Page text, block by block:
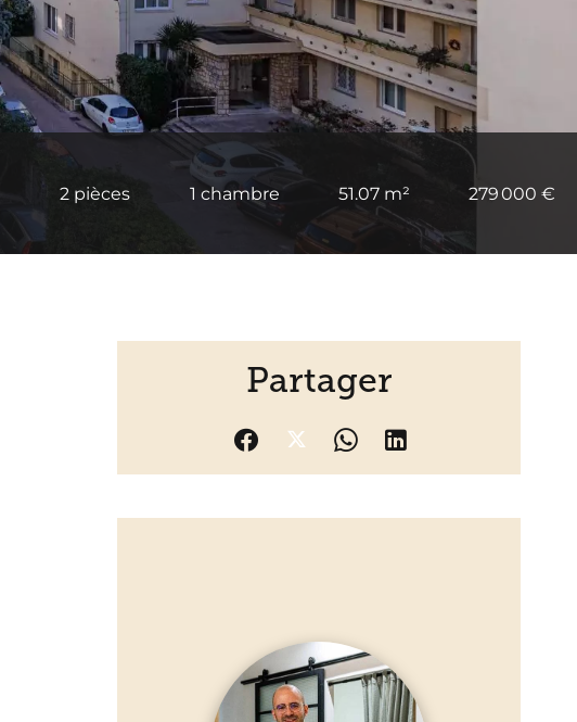
2 pièces 1 chambre 51.07 m² 279 000 €
Partager